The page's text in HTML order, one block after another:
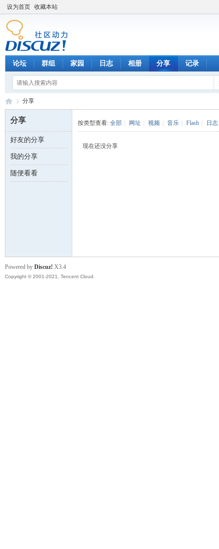
设为首页 收藏本站
论坛 群组 家园 日志 相册 分享 记录
数 ›
分享
分享
好友的分享
我的分享
随便看看
按类型查看: 全部 网址 视频 音乐 Flash 日志
现在还没分享
Powered by Discuz! X3.4
Copyright © 2001-2021, Tencent Cloud.